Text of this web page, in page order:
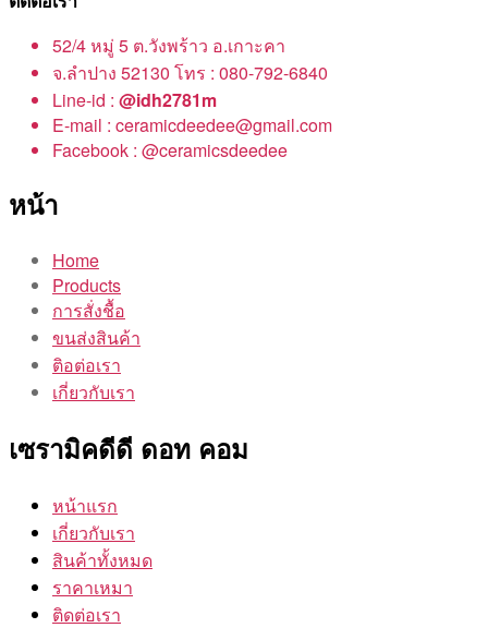
52/4 หมู่ 5 ต.วังพร้าว อ.เกาะคา
จ.ลำปาง 52130 โทร : 080-792-6840
Line-id : @idh2781m
E-mail : ceramicdeedee@gmail.com
Facebook : @ceramicsdeedee
หน้า
Home
Products
การสั่งชื้อ
ขนส่งสินค้า
ติอต่อเรา
เกี่ยวกับเรา
เซรามิคดีดี ดอท คอม
หน้าแรก
เกี่ยวกับเรา
สินค้าทั้งหมด
ราคาเหมา
ติดต่อเรา